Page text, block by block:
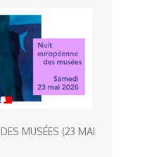
MUSÉES (23 MAI